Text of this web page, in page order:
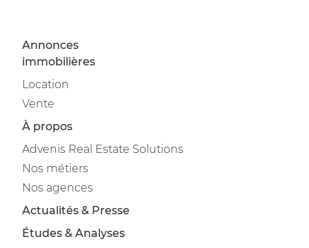
Annonces
immobilières
Location
Vente
À propos
Advenis Real Estate Solutions
Nos métiers
Nos agences
Actualités & Presse
Études & Analyses